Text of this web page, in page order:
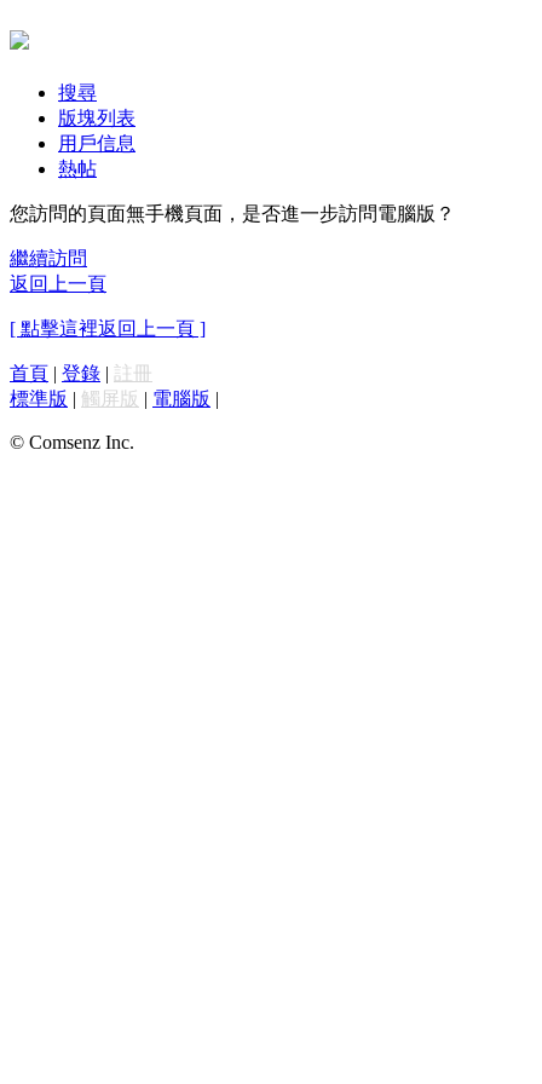
搜尋
版塊列表
用戶信息
熱帖
您訪問的頁面無手機頁面，是否進一步訪問電腦版？
繼續訪問
返回上一頁
[ 點擊這裡返回上一頁 ]
首頁 | 登錄 | 註冊
標準版 | 觸屏版 | 電腦版 |
© Comsenz Inc.